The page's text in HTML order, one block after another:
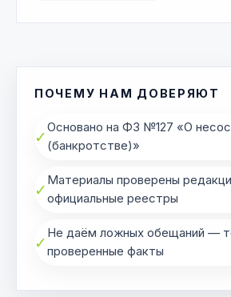
ПОЧЕМУ НАМ ДОВЕРЯЮТ
✓Основано на ФЗ №127 «О
(банкротстве)»
✓ Материалы проверены
официальные реестры
✓ Не даём ложных обещаний —
проверенные факты